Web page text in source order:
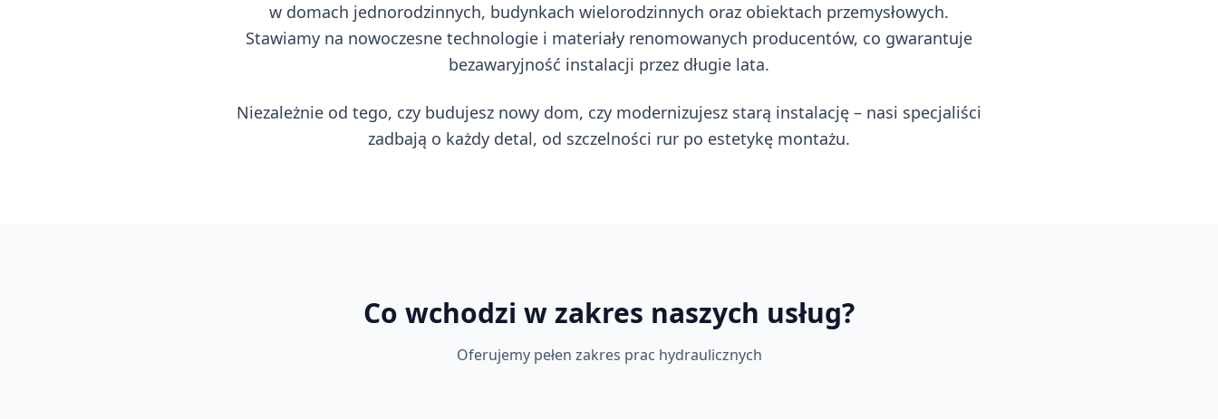
w domach jednorodzinnych, budynkach wielorodzinnych oraz obiektach przemysłowych.
Stawiamy na nowoczesne technologie i materiały renomowanych producentów, co gwarantuje
bezawaryjność instalacji przez długie lata.
Niezależnie od tego, czy budujesz nowy dom, czy modernizujesz starą instalację – nasi specjaliści
zadbają o każdy detal, od szczelności rur po estetykę montażu.
Co wchodzi w zakres naszych usług?
Oferujemy pełen zakres prac hydraulicznych